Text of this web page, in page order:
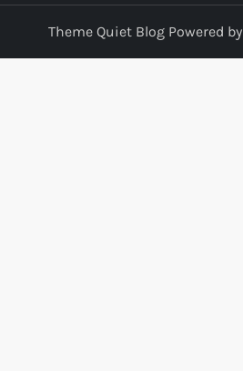
Theme Quiet Blog Powered by